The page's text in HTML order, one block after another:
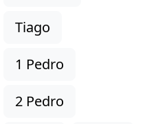
Tiago
1 Pedro
2 Pedro